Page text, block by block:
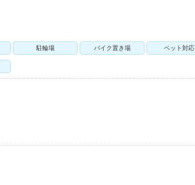
駐輪場 バイク置き場 ペット対応